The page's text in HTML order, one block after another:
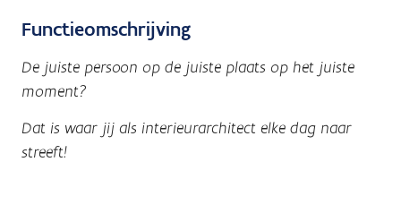
Functieomschrijving
De juiste persoon op de juiste plaats op het juiste
moment?
Dat is waar jij als interieurarchitect elke dag naar
streeft!